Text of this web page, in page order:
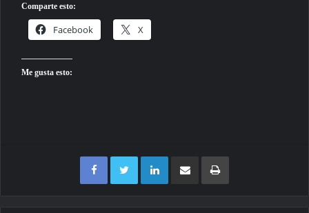
Comparte esto:
Facebook X
Me gusta esto:
FacebookTwitterLinkedInCompartir por correo electrónicoImprimir